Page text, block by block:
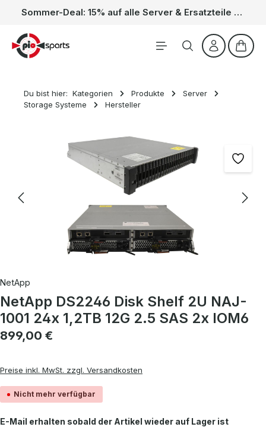
Zum Hauptinhalt springen Sommer-Deal: 15% auf alle Server & Ersatzteile – Kein Code nötig, der Rabatt wird automatisch im Warenkorb abgezogen. Gültig vom 01.06. bis 31.08.
Du bist hier: Kategorien Produkte
Server
Storage Systeme
Hersteller
NetApp
NetApp DS2246 Disk Shelf 2U NAJ-
1001 24x 1,2TB 12G 2.5 SAS 2x IOM6
Regulärer Preis:
899,00 €
Preise inkl. MwSt. zzgl. Versandkosten
Nicht mehr verfügbar
E-Mail erhalten sobald der Artikel wieder auf Lager ist